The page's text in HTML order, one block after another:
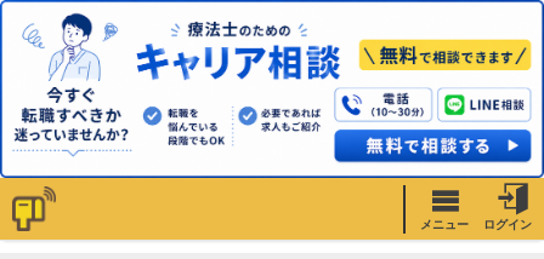
メニュー ログイン